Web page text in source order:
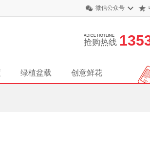
微信公众号
抢购热线
绿植盆载 创意鲜花